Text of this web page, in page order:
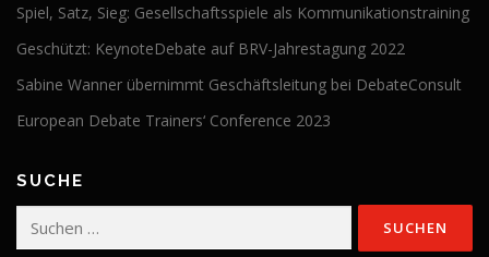
Spiel, Satz, Sieg: Gesellschaftsspiele als Kommunikationstraining
Geschützt: KeynoteDebate auf BRV-Jahrestagung 2022
Sabine Wanner übernimmt Geschäftsleitung bei DebateConsult
European Debate Trainers‘ Conference 2023
SUCHE